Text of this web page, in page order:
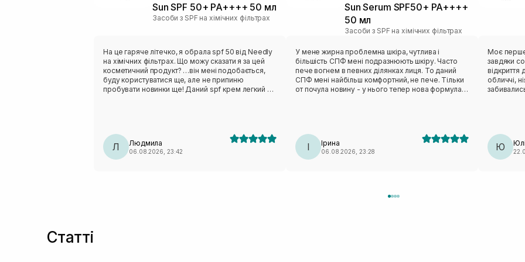
Sun SPF 50+ PA++++ 50 мл
Засоби з SPF на хімічних фільтрах
На це гаряче літечко, я обрала spf 50 від Needly
на хімічних фільтрах. Що можу сказати я за цей
косметичний продукт? …він мені подобається,
буду користуватися ще, але не припиню
пробувати новинки ще! Даний spf крем легкий по
Додаткову пігментацію на обличчі не помітила.
Тому вважаю, що косметичний продукт вартий
уваги однозначно.
Л Людмила
06.08.2026, 23:42
Sun Serum SPF50+ PA++++
50 мл
Засоби з SPF на хімічних фільтрах
У мене жирна проблемна шкіра, чутлива і
більшість СПФ мені подразнюють шкіру. Часто
пече вогнем в певних ділянках лиця. То даний
СПФ мені найбільш комфортний, не пече. Тільки
от почула новину - у нього тепер нова формула,
І Ірина
06.08.2026, 23:28
Моє перше
завдяки
відкриття
обличчі,
цієї ТМ
Ю
Статті